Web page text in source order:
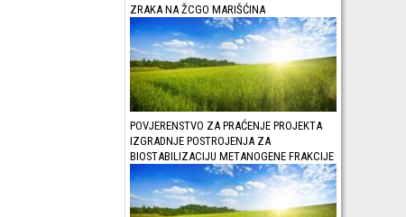
ZRAKA NA ŽCGO MARIŠĆINA
POVJERENSTVO ZA PRAĆENJE PROJEKTA
IZGRADNJE POSTROJENJA ZA
BIOSTABILIZACIJU METANOGENE FRAKCIJE